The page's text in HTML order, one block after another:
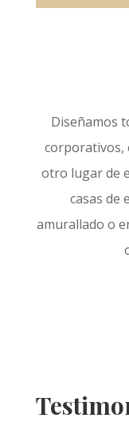
Diseñamos
corporativos,
otro lugar de
casas de
amurallado o